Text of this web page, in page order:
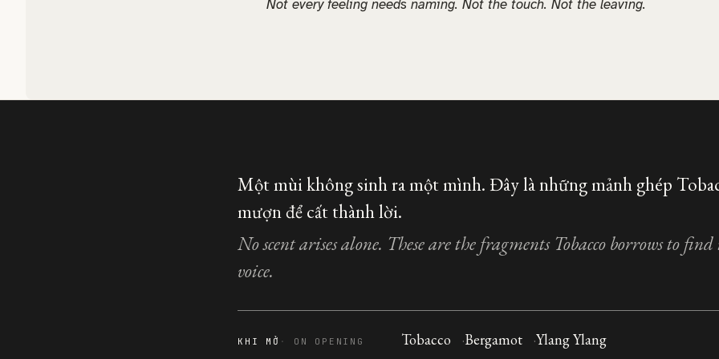
Not every feeling needs naming. Not the touch. Not the leaving.
Một mùi không sinh ra một mình. Đây là những mảnh ghép
mượn để cất thành lời.
No scent arises alone. These are the fragments Tobacco borrows to find
voice.
KHI MỞ ON OPENING Tobacco Bergamot Ylang Ylang